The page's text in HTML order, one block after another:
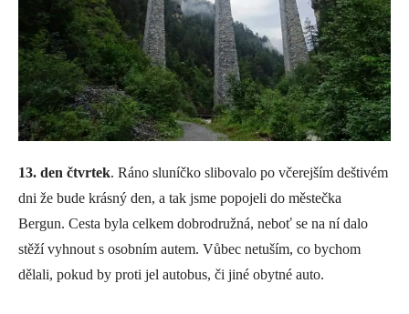
13. den čtvrtek. Ráno sluníčko slibovalo po včerejším deštivém
dni že bude krásný den, a tak jsme popojeli do městečka
Bergun. Cesta byla celkem dobrodružná, neboť se na ní dalo
stěží vyhnout s osobním autem. Vůbec netuším, co bychom
dělali, pokud by proti jel autobus, či jiné obytné auto.